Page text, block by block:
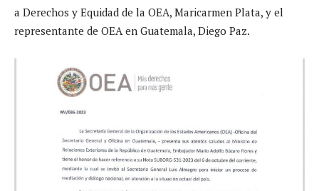
a Derechos y Equidad de la OEA, Maricarmen Plata, y el
representante de OEA en Guatemala, Diego Paz.